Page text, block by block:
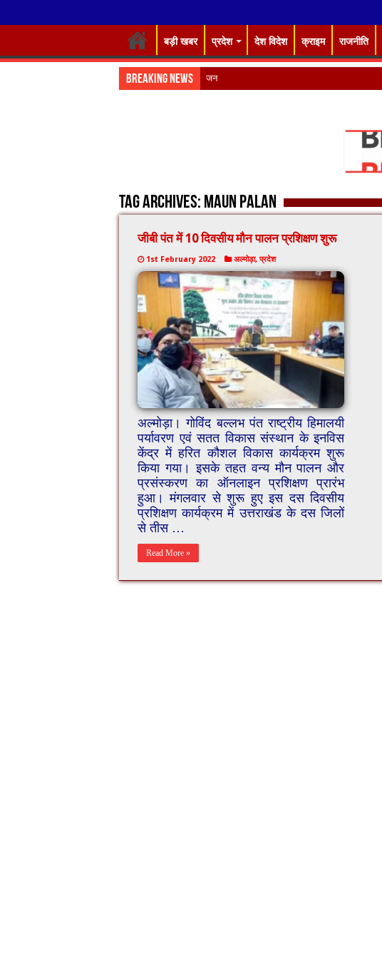
बड़ी खबर प्रदेश देश विदेश क्राइम राजनीति
Breaking News जनभावनाओं के अनुरू
Tag Archives: Maun palan
जीबी पंत में 10 दिवसीय मौन पालन प्रशिक्षण शुरू
1st February 2022 अल्मोड़ा,प्रदेश
अल्मोड़ा। गोविंद बल्लभ पंत राष्ट्रीय हिमालयी
पर्यावरण एवं सतत विकास संस्थान के इनविस
केंद्र में हरित कौशल विकास कार्यक्रम शुरू
किया गया। इसके तहत वन्य मौन पालन और
प्रसंस्करण का ऑनलाइन प्रशिक्षण प्रारंभ
हुआ। मंगलवार से शुरू हुए इस दस दिवसीय
प्रशिक्षण कार्यक्रम में उत्तराखंड के दस जिलों
से तीस …
Read More »